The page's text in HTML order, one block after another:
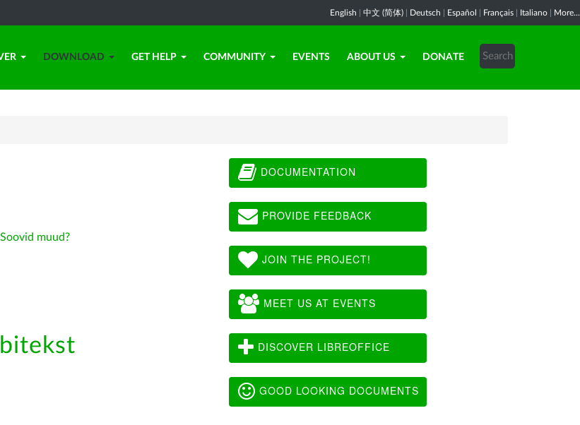
English 中文 (简体) Deutsch Español Français Italiano More...
DOWNLOAD GET HELP COMMUNITY EVENTS ABOUT US DONATE
Soovid muud?
DOCUMENTATION
PROVIDE FEEDBACK
JOIN THE PROJECT!
MEET US AT EVENTS
DISCOVER LIBREOFFICE
GOOD LOOKING DOCUMENTS